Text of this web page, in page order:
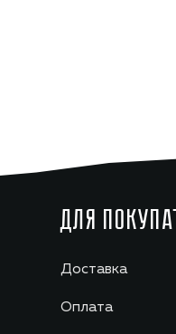
ДЛЯ
Доставка
Оплата